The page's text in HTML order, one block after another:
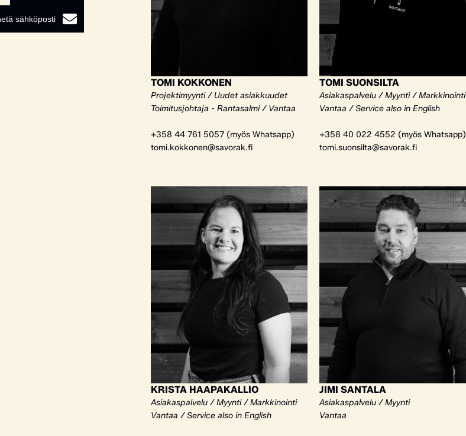
TOMI KOKKONEN
Projektimyynti / Uudet asiakkuudet
Toimitusjohtaja - Rantasalmi / Vantaa
+358 44 761 5057 (myös Whatsapp)
tomi.kokkonen@savorak.fi
TOMI SUONSILTA
Asiakaspalvelu / Myynti / Markkinointi
Vantaa / Service also in English
+358 40 022 4552 (myös Whatsapp)
tomi.suonsilta@savorak.fi
KRISTA HAAPAKALLIO
Asiakaspalvelu / Myynti / Markkinointi
Vantaa / Service also in English
JIMI SANTALA
Asiakaspalvelu / Myynti
Vantaa
sähköposti